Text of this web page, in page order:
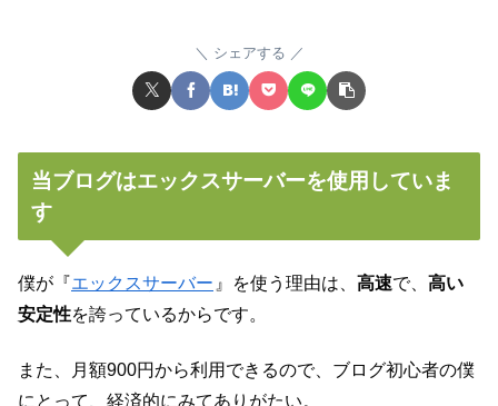
シェアする
当ブログはエックスサーバーを使用していま
す
僕が『エックスサーバー 』を使う理由は、 高速で、 高い
安定性を誇っているからです。
また、月額900円から利用できるので、ブログ初心者の僕
にとって、経済的にみてありがたい。